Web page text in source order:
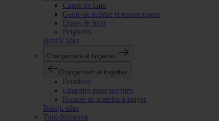
Capes de bain
Gants de toilette et essuie-mains
Draps de bain
Peignoirs
Bekijk alles
Changement et lingettes
Changement et lingettes
Doudous
Lingettes pour sucettes
Housse de matelas à langer
Bekijk alles
Tout découvrir